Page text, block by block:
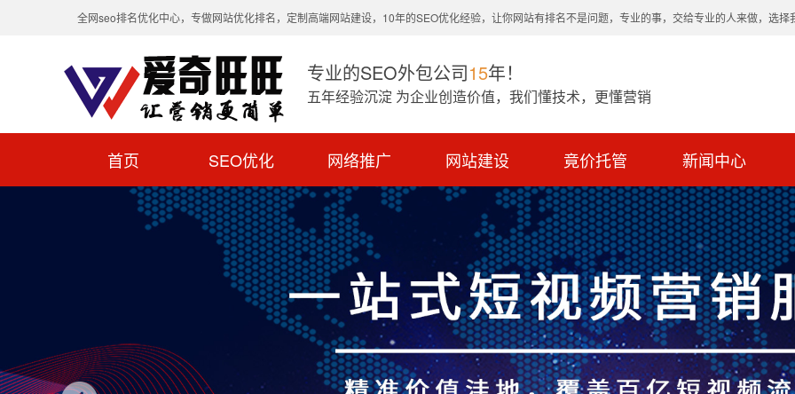
全网seo排名优化中心，专做网站优化排名，定制高端网站建设，10年的SEO优化经验，让你网站有排名不是问题，专业的事，交给专业的人来做，选择
专业的SEO外包公司15年！
五年经验沉淀 为企业创造价值，我们懂技术，更懂营销
首页 SEO优化 网络推广 网站建设 竟价托管 新闻中心